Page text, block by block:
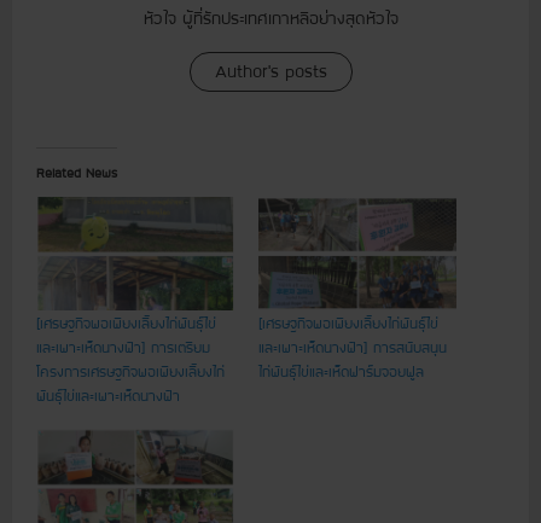
หัวใจ ผู้ที่รักประเทศเกาหลีอย่างสุดหัวใจ
Author's posts
Related News
[เศรษฐกิจพอเพียงเลี้ยงไก่พันธุ์ไข่
และเพาะเห็ดนางฟ้า] การเตรียม
โครงการเศรษฐกิจพอเพียงเลี้ยงไก่
พันธุ์ไข่และเพาะเห็ดนางฟ้า
[เศรษฐกิจพอเพียงเลี้ยงไก่พันธุ์ไข่
และเพาะเห็ดนางฟ้า] การสนับสนุน
ไก่พันธุ์ไข่และเห็ดฟาร์มจอยฟูล